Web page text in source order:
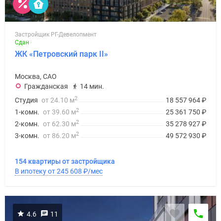
Дзен
Машино-
места
Апартаменты
#траншевая
#рассрочка
ипотека
Квартиры
скидками
Видео
Субсидированная
Застройщик РГ-Девелопмент
Сдан
ЖК «Петровский парк II»
Москва, САО
Гражданская
14 мин.
18 557 964₽
Студия от 24.10 м2
25 361 750 ₽
1-комн. от 39.60 м2
35 278 927₽
2-комн. от 62.30 м2
49 572 930 ₽
3-комн. от 86.20 м2
154 квартиры от застройщика
В ипотеку от 245 608 ₽/мес
4.6 11